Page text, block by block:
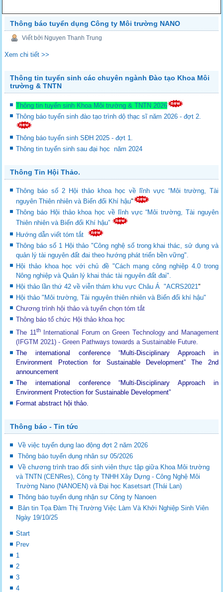
Thông báo tuyển dụng Công ty Môi trường NANO
Viết bởi Nguyen Thanh Trung
Xem chi tiết >>
Thông tin tuyển sinh các chuyên ngành Đào tạo Khoa Môi
trường & TNTN
Thông tin tuyển sinh Khoa Môi trường & TNTN 2026
Thông báo tuyển sinh đào tạo trình dộ thạc sĩ năm 2026 - đợt 2.
Thông báo tuyển sinh SĐH 2025 - đợt 1.
Thông tin tuyển sinh sau đại học năm 2024
Thông Tin Hội Thảo.
Thông báo số 2 Hội thảo khoa học về lĩnh vực “Môi trường, Tài
nguyên Thiên nhiên và Biến đổi Khí hậu"
Thông báo Hội thảo khoa học về lĩnh vực “Môi trường, Tài nguyên
Thiên nhiên và Biến đổi Khí hậu”
Hướng dẫn viết tóm tắt
Thông báo số 1 Hội thảo "Công nghệ số trong khai thác, sử dụng và
quản lý tài nguyên đất đai theo hướng phát triển bền vững".
Hội thảo khoa học với chủ đề "Cách mạng công nghiệp 4.0 trong
Nông nghiệp và Quản lý khai thác tài nguyên đất đai".
Hội thảo lần thứ 42 về viễn thám khu vực Châu Á "ACRS2021"
Hội thảo "Môi trường, Tài nguyên thiên nhiên và Biến đổi khí hậu"
Chương trình hội thảo và tuyển chọn tóm tắt
Thông báo tổ chức Hội thảo khoa học
The 11thInternational Forum on Green Technology and Management
(IFGTM 2021) - Green Pathways towards a Sustainable Future.
The international conference “Multi-Disciplinary Approach in
Environment Protection for Sustainable Development”The 2nd
announcement
The international conference “Multi-Disciplinary Approach in
Environment Protection for Sustainable Development”
Format abstract hội thảo.
Thông báo - Tin tức
Về việc tuyển dụng lao động đợt 2 năm 2026
Thông báo tuyển dụng nhân sự 05/2026
Về chương trình trao đổi sinh viên thực tập giữa Khoa Môi trường
và TNTN (CENRes), Công ty TNHH Xây Dựng - Công Nghệ Môi
Trường Nano (NANOEN) và Đại học Kasetsart (Thái Lan)
Thông báo tuyển dụng nhận sự Công ty Nanoen
Bản tin Tọa Đàm Thị Trường Việc Làm Và Khởi Nghiệp Sinh Viên
Ngày 19/10/25
Start
Prev
1
2
3
4